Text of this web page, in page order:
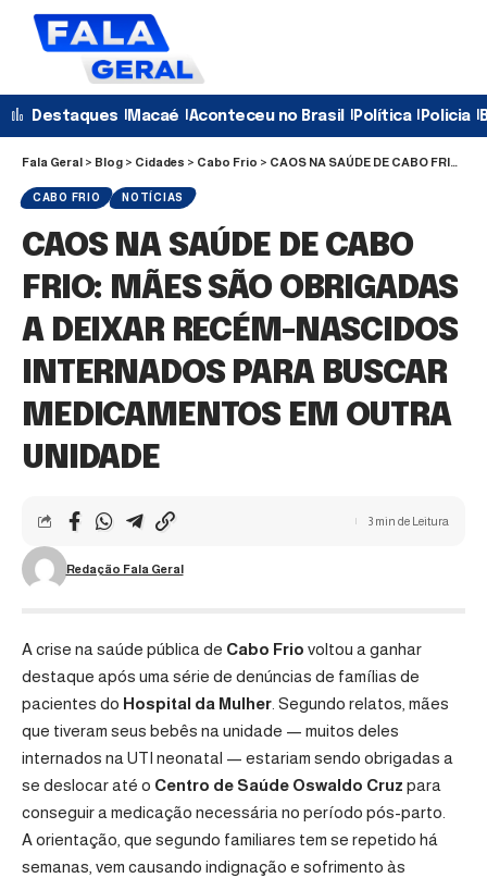
Destaques Macaé Aconteceu no Brasil Política Policia
Fala Geral > Blog > Cidades > Cabo Frio > CAOS NA SAÚDE DE CABO FRIO: MÃES SÃO OBRIGADAS A DEIXAR RECÉM-NASCIDOS INTERNADOS PARA BUSCAR MEDICAMENTOS EM OUTRA UNIDADE
CABO FRIO NOTÍCIAS
CAOS NA SAÚDE DE CABO
FRIO: MÃES SÃO OBRIGADAS
A DEIXAR RECÉM-NASCIDOS
INTERNADOS PARA BUSCAR
MEDICAMENTOS EM OUTRA
UNIDADE
Redação Fala Geral
3 min de Leitura
A crise na saúde pública de Cabo Frio voltou a ganhar
destaque após uma série de denúncias de famílias de
pacientes do Hospital da Mulher . Segundo relatos, mães
que tiveram seus bebês na unidade — muitos deles
internados na UTI neonatal — estariam sendo obrigadas a
se deslocar até o Centro de Saúde Oswaldo Cruz para
conseguir a medicação necessária no período pós-parto.
A orientação, que segundo familiares tem se repetido há
semanas, vem causando indignação e sofrimento às